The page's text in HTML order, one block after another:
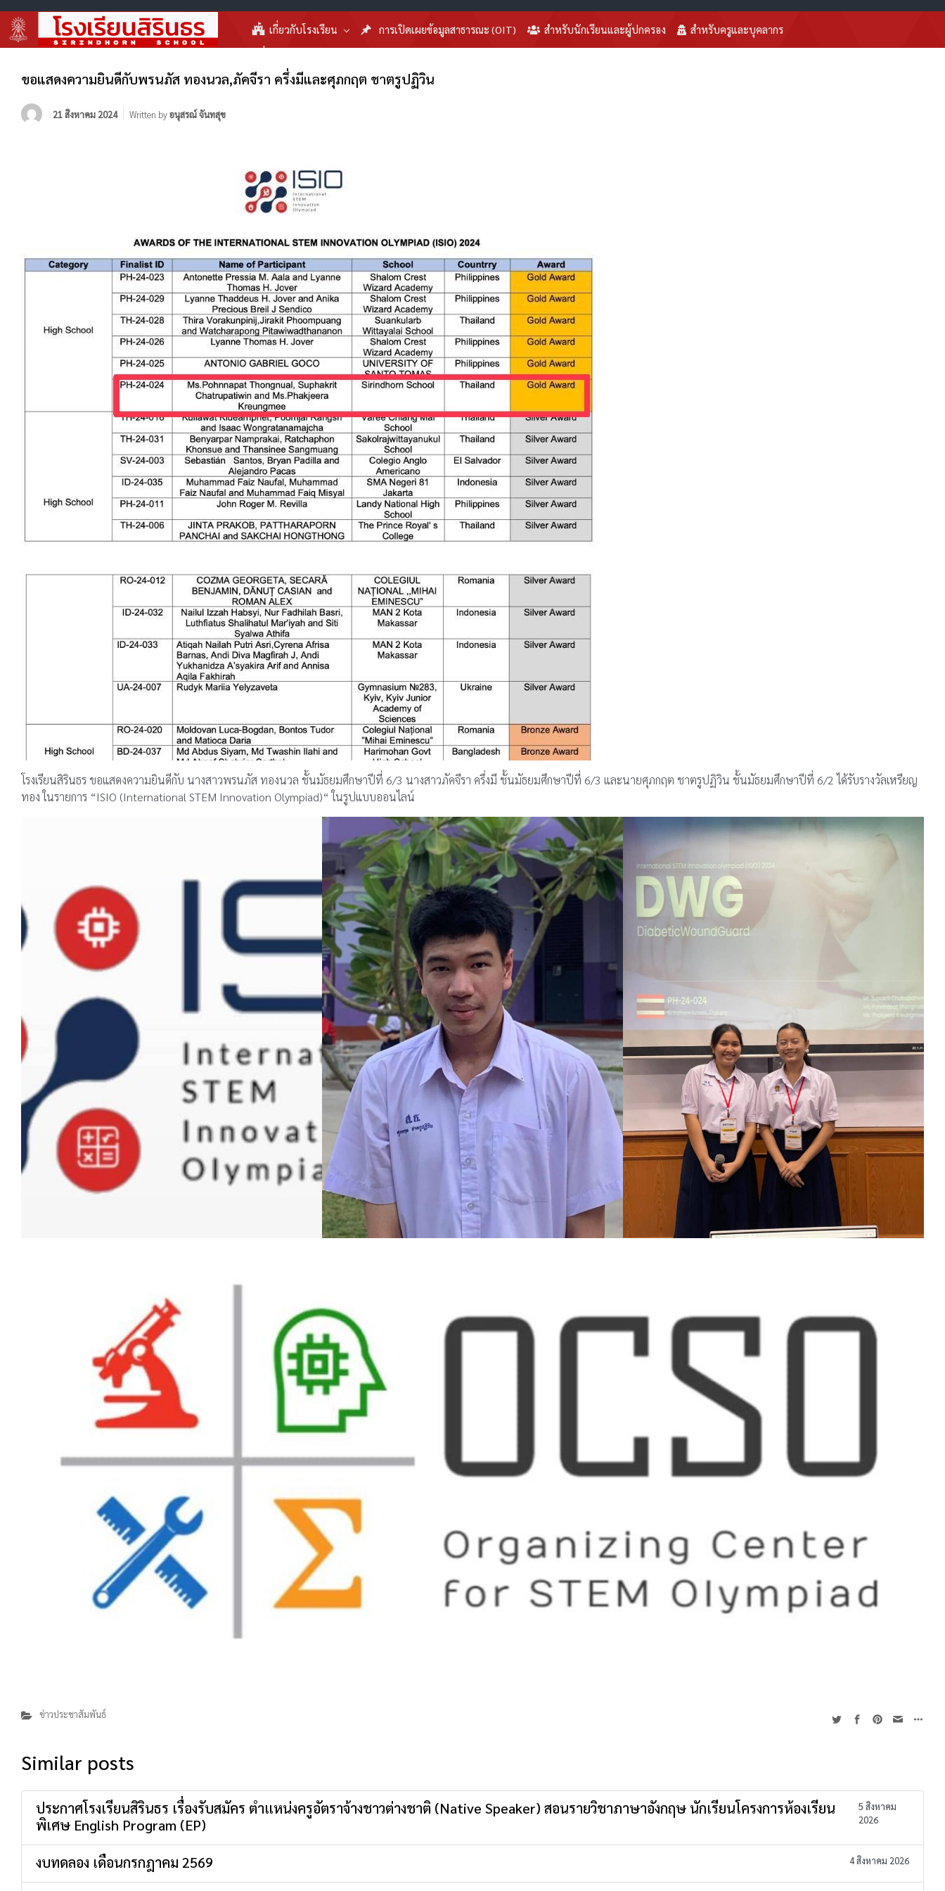
เกี่ยวกับโรงเรียน การเปิดเผยข้อมูลสาธารณะ (OIT) สำหรับนักเรียนและผู้ปกครอง สำหรับครูและบุคลากร
ขอแสดงความยินดีกับพรนภัส ทองนวล,ภัคจีรา ครึ่งมีและศุภกฤต ชาตรูปฏิวิน
21 สิงหาคม 2024 Written byอนุสรณ์ จันทสุข
โรงเรียนสิรินธร ขอแสดงความยินดีกับ นางสาวพรนภัส ทองนวล ชั้นมัธยมศึกษาปีที่ 6/3 นางสาวภัคจีรา ครึ่งมี ชั้นมัธยมศึกษาปีที่ 6/3 และนายศุภกฤต ชาตรูปฏิวิน ชั้นมัธยมศึกษาปีที่ 6/2 ได้รับรางวัลเหรียญ
ทอง ในรายการ “ISIO (International STEM Innovation Olympiad)“ ในรูปแบบออนไลน์
ข่าวประชาสัมพันธ์
Similar posts
ประกาศโรงเรียนสิรินธร เรื่องรับสมัคร ตำแหน่งครูอัตราจ้างชาวต่างชาติ (Native Speaker) สอนรายวิชาภาษาอังกฤษ นักเรียนโครงการห้องเรียน
พิเศษ English Program (EP)
5 สิงหาคม
2026
งบทดลอง เดือนกรกฎาคม 2569 4 สิงหาคม 2026